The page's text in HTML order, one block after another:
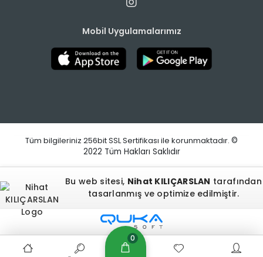
Mobil Uygulamalarımız
Tüm bilgileriniz 256bit SSL Sertifikası ile korunmaktadır. ©
2022 Tüm Hakları Saklıdır
Bu web sitesi, Nihat KILIÇARSLAN tarafından
tasarlanmış ve optimize edilmiştir.
0